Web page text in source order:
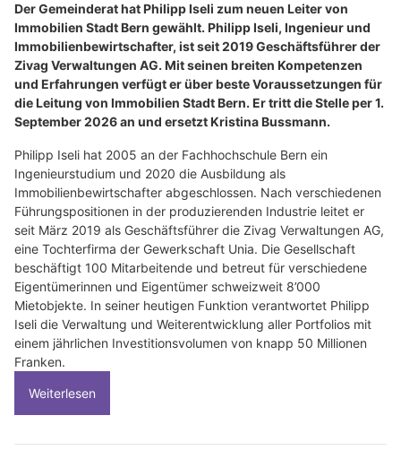
Der Gemeinderat hat Philipp Iseli zum neuen Leiter von
Immobilien Stadt Bern gewählt. Philipp Iseli, Ingenieur und
Immobilienbewirtschafter, ist seit 2019 Geschäftsführer der
Zivag Verwaltungen AG. Mit seinen breiten Kompetenzen
und Erfahrungen verfügt er über beste Voraussetzungen für
die Leitung von Immobilien Stadt Bern. Er tritt die Stelle per 1.
September 2026 an und ersetzt Kristina Bussmann.
Philipp Iseli hat 2005 an der Fachhochschule Bern ein
Ingenieurstudium und 2020 die Ausbildung als
Immobilienbewirtschafter abgeschlossen. Nach verschiedenen
Führungspositionen in der produzierenden Industrie leitet er
seit März 2019 als Geschäftsführer die Zivag Verwaltungen AG,
eine Tochterfirma der Gewerkschaft Unia. Die Gesellschaft
beschäftigt 100 Mitarbeitende und betreut für verschiedene
Eigentümerinnen und Eigentümer schweizweit 8’000
Mietobjekte. In seiner heutigen Funktion verantwortet Philipp
Iseli die Verwaltung und Weiterentwicklung aller Portfolios mit
einem jährlichen Investitionsvolumen von knapp 50 Millionen
Franken.
Weiterlesen